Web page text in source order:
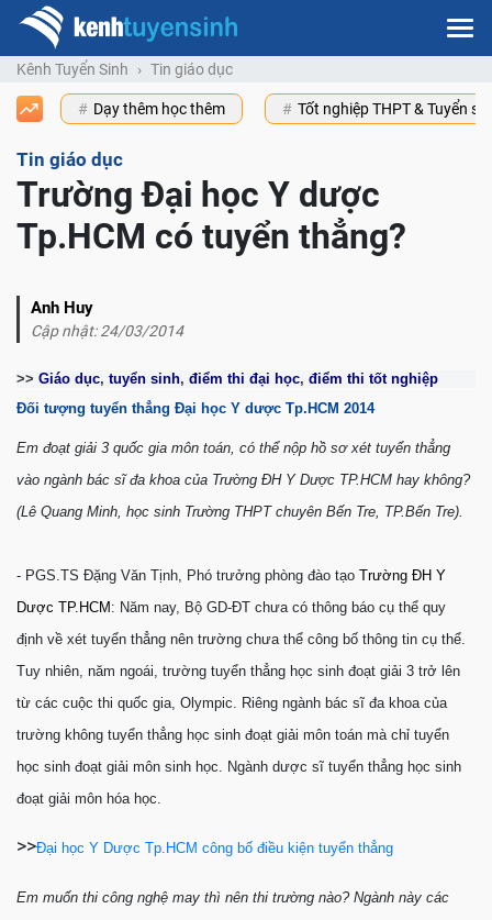
Kênh Tuyển Sinh Tin giáo dục
Dạy thêm học thêm Tốt nghiệp THPT & Tuyển
Tin giáo dục
Trường Đại học Y dược
Tp.HCM có tuyển thẳng?
Anh Huy
Cập nhật: 24/03/2014
>> Giáo dục, tuyển sinh, điểm thi đại học, điểm thi tốt nghiệp
Đối tượng tuyển thẳng Đại học Y dược Tp.HCM 2014
Em đoạt giải 3 quốc gia môn toán, có thể nộp hồ sơ xét tuyển thẳng
vào ngành bác sĩ đa khoa của Trường ĐH Y Dược TP.HCM hay không?
(Lê Quang Minh, học sinh Trường THPT chuyên Bến Tre, TP.Bến Tre).
- PGS.TS Đặng Văn Tịnh, Phó trưởng phòng đào tạo Trường ĐH Y
Dược TP.HCM : Năm nay, Bộ GD-ĐT chưa có thông báo cụ thể quy
định về xét tuyển thẳng nên trường chưa thể công bố thông tin cụ thể.
Tuy nhiên, năm ngoái, trường tuyển thẳng học sinh đoạt giải 3 trở lên
từ các cuộc thi quốc gia, Olympic. Riêng ngành bác sĩ đa khoa của
trường không tuyển thẳng học sinh đoạt giải môn toán mà chỉ tuyển
học sinh đoạt giải môn sinh học. Ngành dược sĩ tuyển thẳng học sinh
đoạt giải môn hóa học.
>>Đại học Y Dược Tp.HCM công bố điều kiện tuyển thẳng
Em muốn thi công nghệ may thì nên thi trường nào? Ngành này các